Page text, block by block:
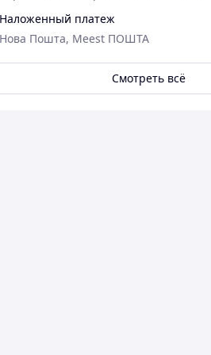
Наложенный платеж
Нова Пошта, Meest ПОШТА
Смотреть всё